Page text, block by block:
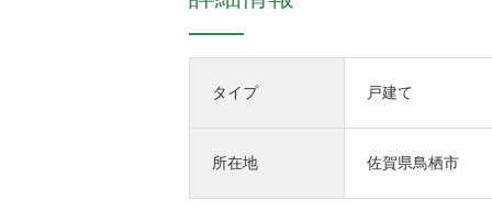
タイプ 戸建て
所在地 佐賀県鳥栖市